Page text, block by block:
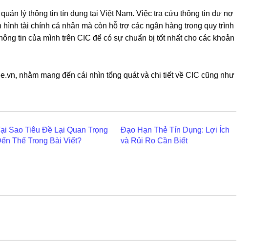
lý thông tin tín dụng tại Việt Nam. Việc tra cứu thông tin dư nợ
tài chính cá nhân mà còn hỗ trợ các ngân hàng trong quy trình
tin của mình trên CIC để có sự chuẩn bị tốt nhất cho các khoản
nhằm mang đến cái nhìn tổng quát và chi tiết về CIC cũng như
Sao Tiêu Đề Lại Quan Trọng
Thế Trong Bài Viết?
Đạo Hạn Thẻ Tín Dụng: Lợi Ích
và Rủi Ro Cần Biết